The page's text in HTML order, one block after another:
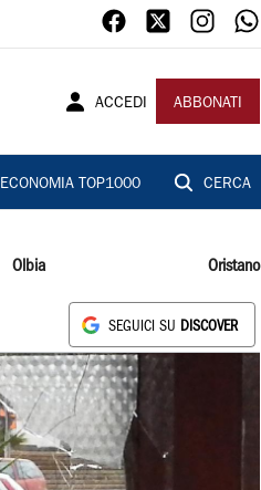
ACCEDI ABBONATI
ECONOMIA TOP1000 CERCA
Olbia Oristano
SEGUICI SU DISCOVER